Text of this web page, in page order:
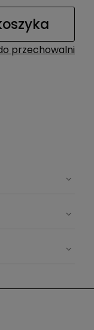
przechowalni